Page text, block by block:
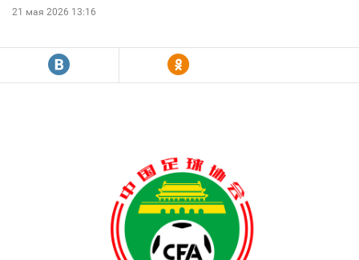
21 мая 2026 13:16
R Y